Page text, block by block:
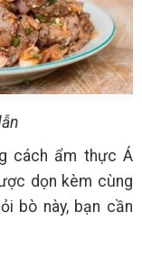
cách ẩm thực Á
dọn kèm cùng
bò này, bạn cần